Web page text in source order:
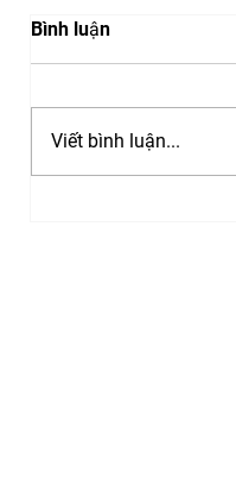
Bình luận
Viết bình luận...